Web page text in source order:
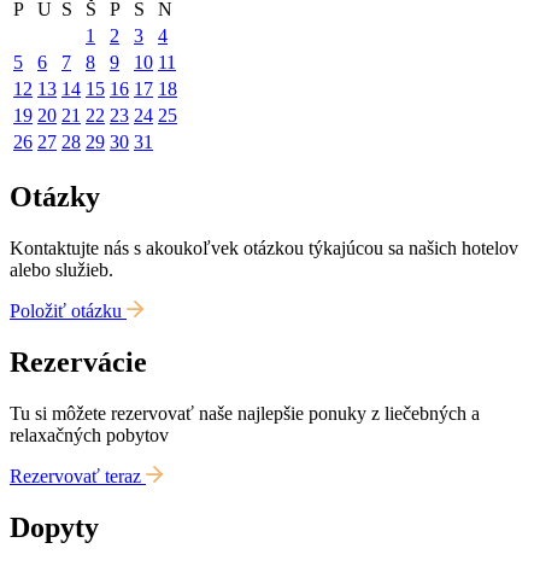
P U S Š P S
N
1
2 3
4
5
6 7 8 9 10 11
12 13 14 15 16 17 18
19 20 21 22 23 24 25
26 27 28 29 30 31
Otázky
Kontaktujte nás s akoukoľvek otázkou týkajúcou sa našich hotelov
alebo služieb.
Položiť otázku
Rezervácie
Tu si môžete rezervovať naše najlepšie ponuky z liečebných a
relaxačných pobytov
Rezervovať teraz
Dopyty